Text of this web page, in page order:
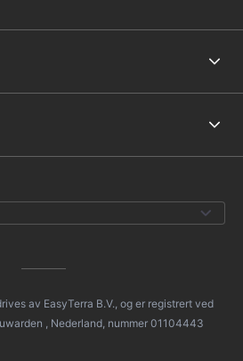
av EasyTerra B.V., og er registrert ved
, Nederland, nummer 01104443